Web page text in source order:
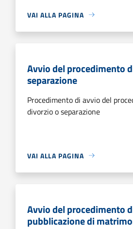
VAI ALLA PAGINA
Avvio del procedimento
separazione
Procedimento di avvio del
divorzio o separazione
VAI ALLA PAGINA
Avvio del procedimento
pubblicazione di